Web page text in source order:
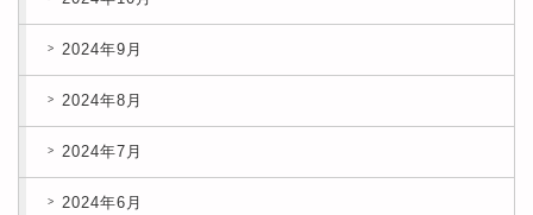
2024年9月
2024年8月
2024年7月
2024年6月